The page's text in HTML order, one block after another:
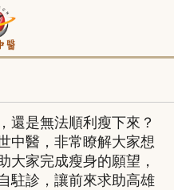
還是無法順利瘦下來？
中醫，非常瞭解大家想
大家完成瘦身的願望，
駐診，讓前來求助高雄